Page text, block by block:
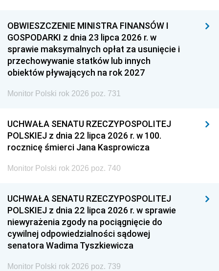
OBWIESZCZENIE MINISTRA FINANSÓW I
GOSPODARKI z dnia 23 lipca 2026 r. w
sprawie maksymalnych opłat za usunięcie i
przechowywanie statków lub innych
obiektów pływających na rok 2027
Monitor Polski rok 2026 poz. 731
UCHWAŁA SENATU RZECZYPOSPOLITEJ
POLSKIEJ z dnia 22 lipca 2026 r. w 100.
rocznicę śmierci Jana Kasprowicza
Monitor Polski rok 2026 poz. 740
UCHWAŁA SENATU RZECZYPOSPOLITEJ
POLSKIEJ z dnia 22 lipca 2026 r. w sprawie
niewyrażenia zgody na pociągnięcie do
cywilnej odpowiedzialności sądowej
senatora Wadima Tyszkiewicza
Monitor Polski rok 2026 poz. 739